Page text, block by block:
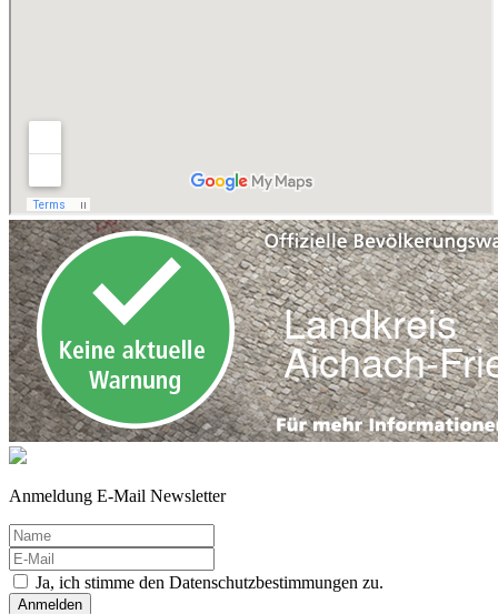
Anmeldung E-Mail Newsletter
Ja, ich stimme den Datenschutzbestimmungen zu.
Anmelden